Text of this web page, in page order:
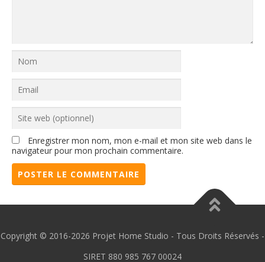
Enregistrer mon nom, mon e-mail et mon site web dans le
navigateur pour mon prochain commentaire.
Copyright © 2016-2026 Projet Home Studio - Tous Droits Réservés -
SIRET 880 985 767 00024